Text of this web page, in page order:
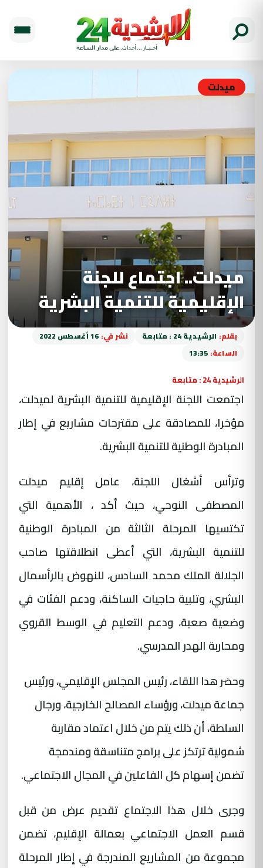
ميدلت
ميدلت.. اجتماع للجنة
الإقليمية للتنمية البشرية
بقلم: الرشيدية 24 : متابعة نشر في: 16 أغسطس 2022
الساعة: 13:35
الرشيدية 24 : متابعة
اجتمعت اللجنة الإقليمية للتنمية البشرية لميدلت،
مؤخرا، للمصادقة على مقترحات مشاريع في إطار
المبادرة الوطنية للتنمية البشرية.
وترأس أشغال اللجنة، عامل إقليم ميدلت
المصطفى النوحي، حيث أكد ، الأهمية التي
تكتسيها المرحلة الثالثة من المبادرة الوطنية
للتنمية البشرية، التي أعطى انطلاقتها صاحب
الجلالة الملك محمد السادس، للنهوض بالرأسمال
البشري، وتلبية حاجيات الساكنة، ودعم الفئات في
وضعية صعبة، ودعم التعليم في الوسط القروي
ومحاربة الهدر المدرسي.
وحضر هدا اللقاء،رئيس المجلس الإقليمي، ورئيس
جماعة ميدلت، ورؤساء المصالح الخارجية، ورجال
السلطة، أن ذلك يتم من خلال اعتماد مقاربة
شمولية ترتكز على برامج متناسقة ومندمجة
تضمن إسهام كل الفاعلين في المجال الاجتماعي.
وجرى خلال هذا الاجتماع تقديم عرض من قبل
قسم العمل الاجتماعي بعمالة الإقليم، تضمن
مجموعة من المشاريع المندرجة في إطار المرحلة